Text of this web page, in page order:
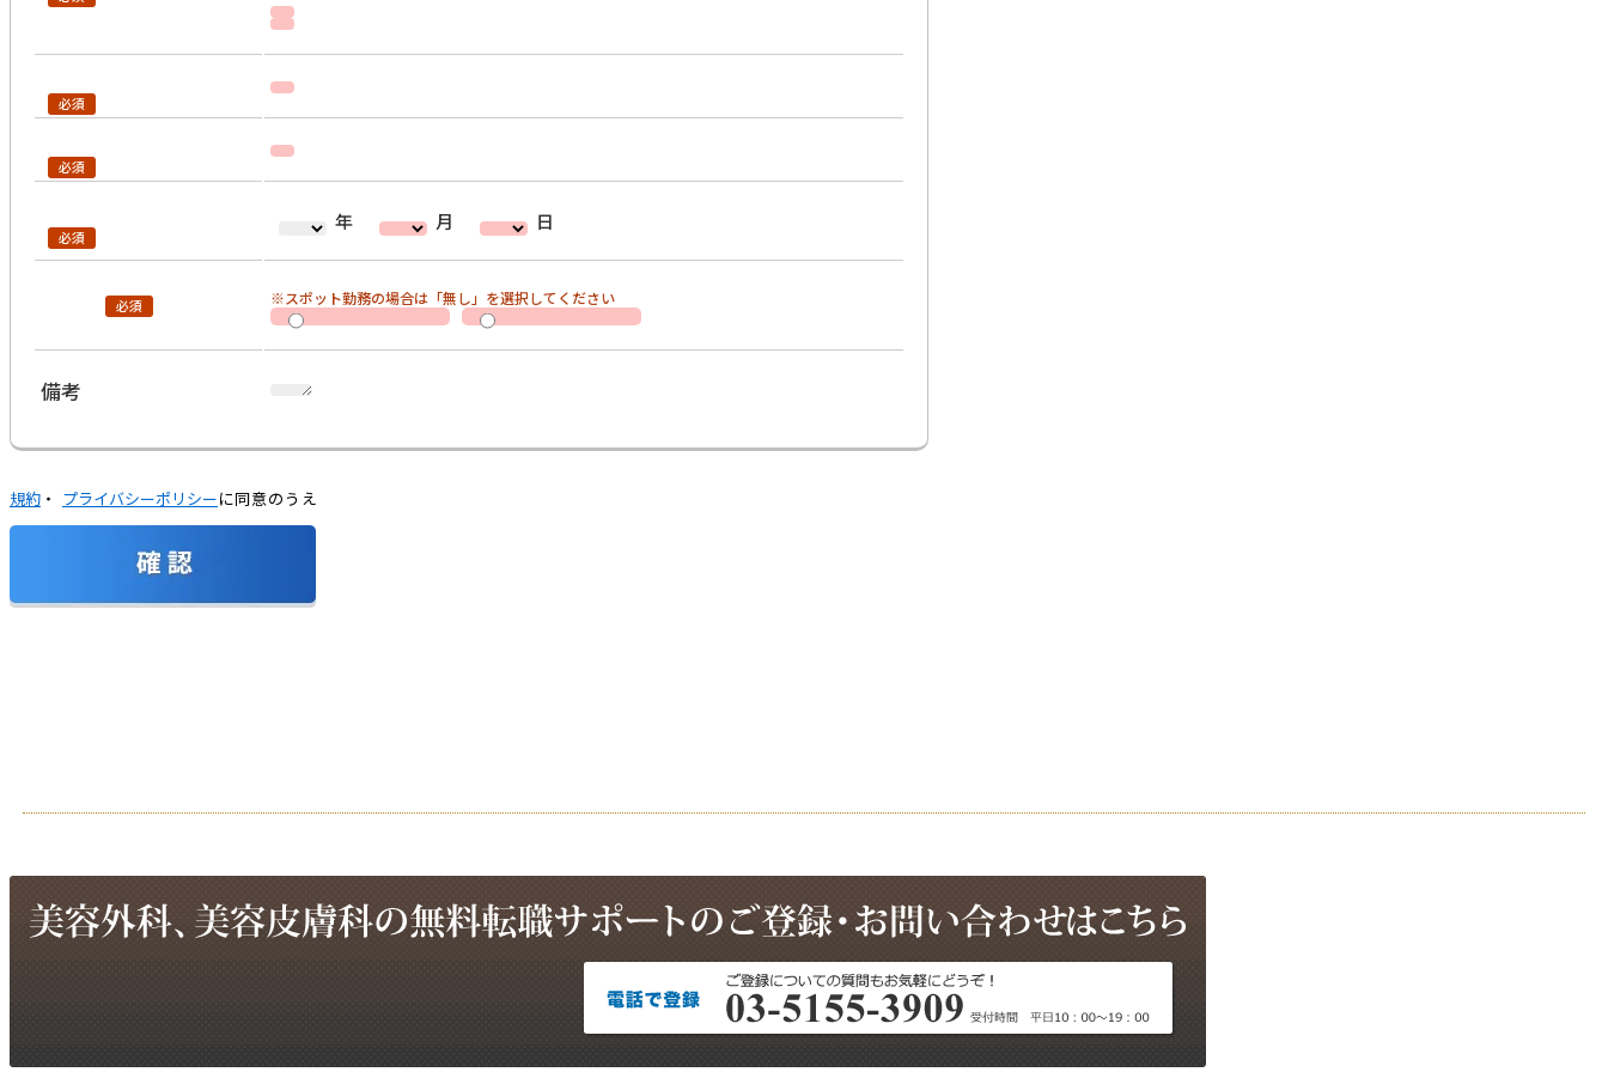
年 月 日
※スポット勤務の場合は「無し」を選択してください
備考
規約 ・ プライバシーポリシーに同意のうえ